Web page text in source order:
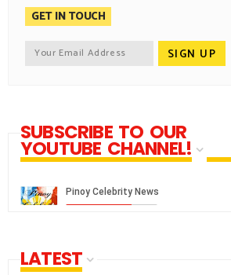
GET IN TOUCH
SUBSCRIBE TO OUR
YOUTUBE CHANNEL!
LATEST